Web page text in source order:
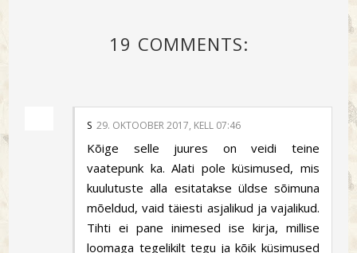
19 COMMENTS:
S 29. OKTOOBER 2017, KELL 07:46
Kõige selle juures on veidi teine
vaatepunk ka. Alati pole küsimused, mis
kuulutuste alla esitatakse üldse sõimuna
mõeldud, vaid täiesti asjalikud ja vajalikud.
Tihti ei pane inimesed ise kirja, millise
loomaga tegelikilt tegu ja kõik küsimused